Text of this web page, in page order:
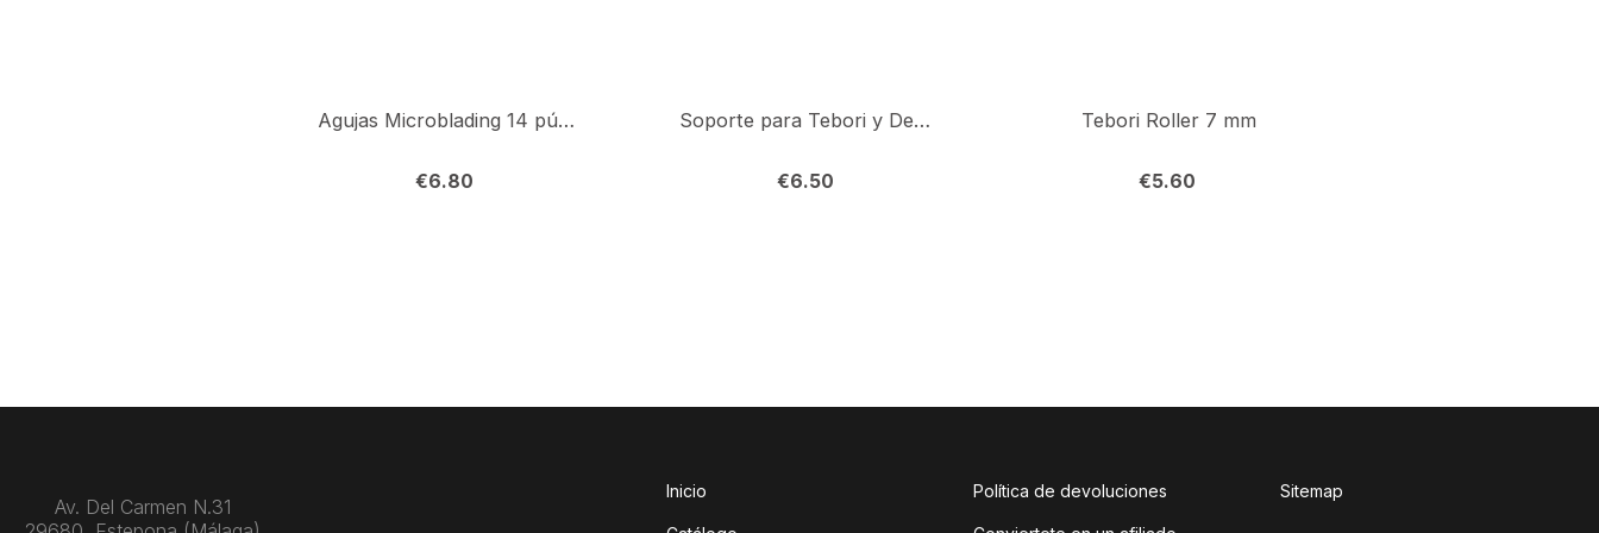
Agujas Microblading 14 púas (Pack 5)
€6.80
Soporte para Tebori y DermaPen
€6.50
Tebori Roller 7 mm
€5.60
Av. Del Carmen N.31
Inicio Política de devoluciones Sitemap